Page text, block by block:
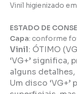
Vinil higienizado
ESTADO DE
Capa: conforme
Vinil: ÓTIMO
‘VG+’ significa,
alguns
Um disco